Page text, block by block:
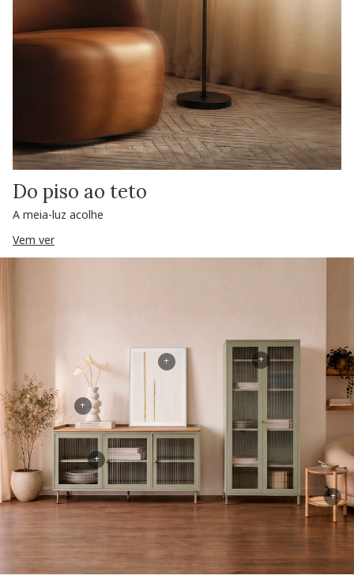
Do piso ao teto
A meia-luz acolhe
Vem ver
+
+
+
+
+